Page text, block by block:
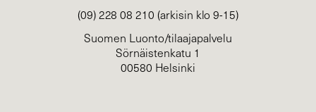
(09) 228 08 210 (arkisin klo 9-15)
Suomen Luonto/tilaajapalvelu
Sörnäistenkatu 1
00580 Helsinki